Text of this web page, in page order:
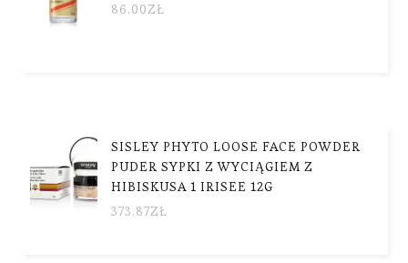
86.00ZŁ
SISLEY PHYTO LOOSE FACE POWDER
PUDER SYPKI Z WYCIĄGIEM Z
HIBISKUSA 1 IRISEE 12G
373.87ZŁ